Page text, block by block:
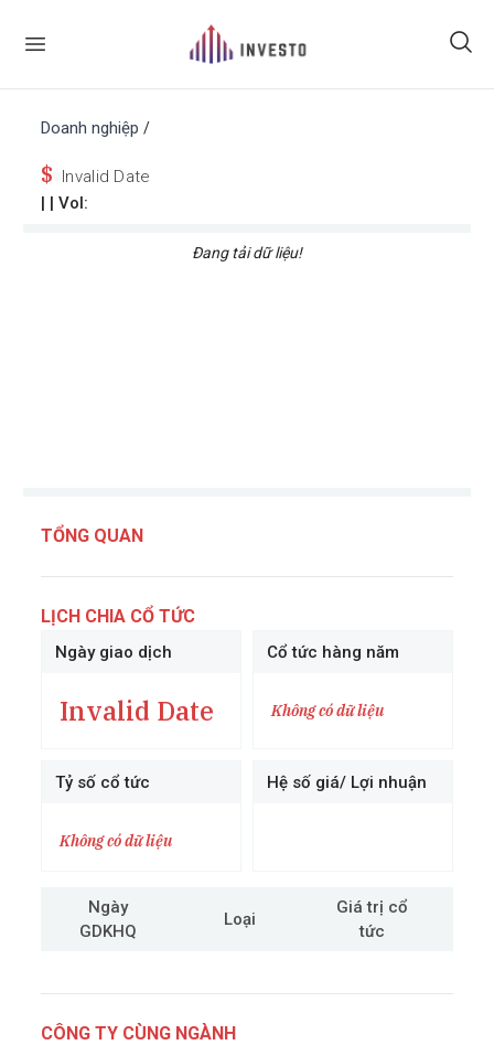
Doanh nghiệp /
$ Invalid Date
| | Vol:
Đang tải dữ liệu!
TỔNG QUAN
LỊCH CHIA CỔ TỨC
Ngày giao dịch
Invalid Date
Cổ tức hàng năm
Không có dữ liệu
Tỷ số cổ tức
Không có dữ liệu
Hệ số giá/ Lợi nhuận
Ngày
GDKHQ
Loại
Giá trị cổ
tức
CÔNG TY CÙNG NGÀNH